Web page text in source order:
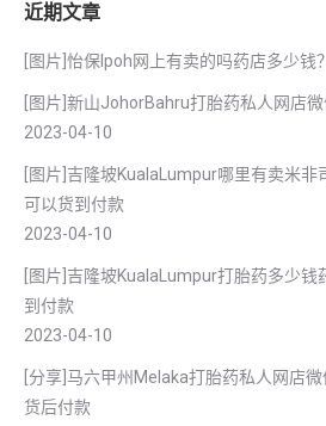
近期文章
[图片]怡保lpoh网上有卖的吗药店多少钱
[图片]新山JohorBahru打胎药私人网店
2023-04-10
[图片]吉隆坡KualaLumpur哪里有卖米
可以货到付款
2023-04-10
[图片]吉隆坡KualaLumpur打胎药多少
到付款
2023-04-10
[分享]马六甲州Melaka打胎药私人网店
货后付款